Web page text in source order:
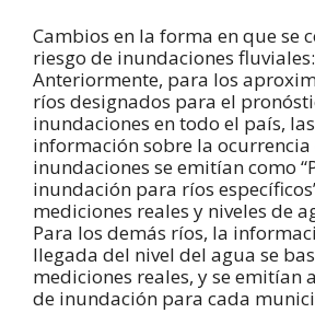
Cambios en la forma en que se
riesgo de inundaciones fluviales:
Anteriormente, para los
ríos designados para el
inundaciones en todo el país,
información sobre la ocurrencia
inundaciones se emitían como
inundación para ríos
mediciones reales y niveles de
Para los demás ríos, la
llegada del nivel del agua se
mediciones reales, y se emitían
de inundación para cada